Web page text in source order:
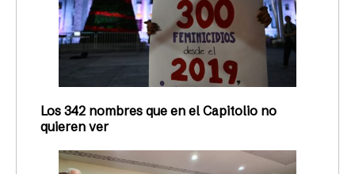
Los 342 nombres que en el Capitolio no
quieren ver